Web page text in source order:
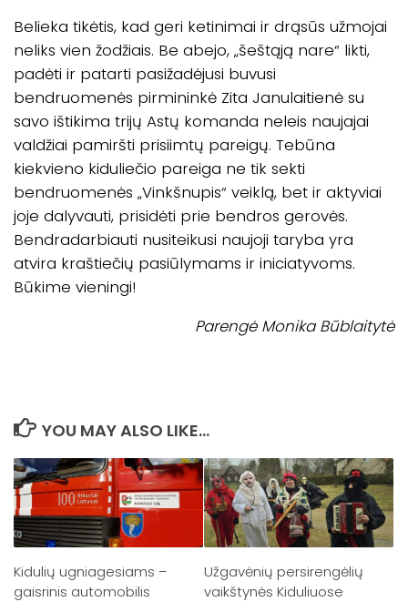
Belieka tikėtis, kad geri ketinimai ir drąsūs užmojai
neliks vien žodžiais. Be abejo, „šeštąją nare“ likti,
padėti ir patarti pasižadėjusi buvusi
bendruomenės pirmininkė Zita Janulaitienė su
savo ištikima trijų Astų komanda neleis naujajai
valdžiai pamiršti prisiimtų pareigų. Tebūna
kiekvieno kiduliečio pareiga ne tik sekti
bendruomenės „Vinkšnupis“ veiklą, bet ir aktyviai
joje dalyvauti, prisidėti prie bendros gerovės.
Bendradarbiauti nusiteikusi naujoji taryba yra
atvira kraštiečių pasiūlymams ir iniciatyvoms.
Būkime vieningi!
Parengė Monika Būblaitytė
YOU MAY ALSO LIKE...
Kidulių ugniagesiams –
gaisrinis automobilis
Užgavėnių persirengėlių
vaikštynės Kiduliuose